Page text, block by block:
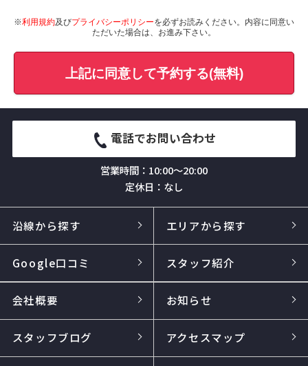
※利用規約及びプライバシーポリシーを必ずお読みください。内容に同意い
ただいた場合は、お進み下さい。
上記に同意して予約する(無料)
電話でお問い合わせ
営業時間：10:00～20:00
定休日：なし
沿線から探す エリアから探す
Google口コミ スタッフ紹介
会社概要 お知らせ
スタッフブログ アクセスマップ